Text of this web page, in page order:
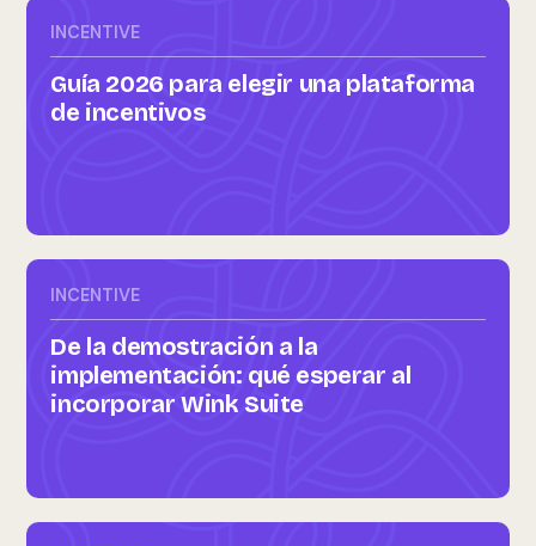
INCENTIVE
Guía 2026 para elegir una plataforma
de incentivos
INCENTIVE
De la demostración a la
implementación: qué esperar al
incorporar Wink Suite